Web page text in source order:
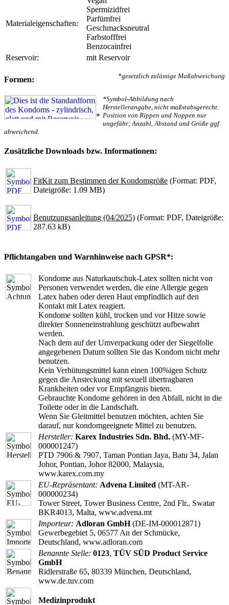
Materialeigenschaften:
Spermizidfrei
Parfümfrei
Geschmacksneutral
Farbstofffrei
Benzocainfrei
Reservoir:
mit Reservoir
*gesetzlich zulässige Maßabweichung
Formen:
*
*Symbol-Abbildung nach
Herstellerangabe, nicht maßstabsgerecht.
Position von Rippen und Noppen nur
ungefähr; Anzahl, Abstand und Größe ggf.
abweichend.
Zusätzliche Downloads bzw. Informationen:
FitKit zum Bestimmen der Kondomgröße (Format: PDF,
Dateigröße: 1.09 MB)
Benutzungsanleitung (04/2025) (Format: PDF, Dateigröße:
287.63 kB)
Pflichtangaben und Warnhinweise nach GPSR*:
Kondome aus Naturkautschuk-Latex sollten nicht von
Personen verwendet werden, die eine Allergie gegen
Latex haben oder deren Haut empfindlich auf den
Kontakt mit Latex reagiert.
Kondome sollten kühl, trocken und vor Hitze sowie
direkter Sonneneinstrahlung geschützt aufbewahrt
werden.
Nach dem auf der Umverpackung oder der Siegelfolie
angegebenen Datum sollten Sie das Kondom nicht mehr
benutzen.
Kein Verhütungsmittel kann einen 100%igen Schutz
gegen die Ansteckung mit sexuell übertragbaren
Krankheiten oder vor Empfängnis bieten.
Gebrauchte Kondome gehören in den Abfall, nicht in die
Toilette oder in die Landschaft.
Wenn Sie Gleitmittel benutzen möchten, achten Sie
darauf, nur kondomgeeignete Mittel zu benutzen.
Hersteller: Karex Industries Sdn. Bhd. (MY-MF-
000001247)
PTD 7906 & 7907, Taman Pontian Jaya, Batu 34, Jalan
Johor, Pontian, Johor 82000, Malaysia,
www.karex.com.my
EU-Repräsentant: Advena Limited (MT-AR-
000000234)
Tower Street, Tower Business Centre, 2nd Flr., Swatar
BKR4013, Malta, www.advena.mt
Importeur: Adloran GmbH(DE-IM-000012871)
Gewerbegebiet 5, 06577 An der Schmücke,
Deutschland, www.adloran.com
Benannte Stelle: 0123, TÜV SÜD Product Service
GmbH
Ridlerstraße 65, 80339 München, Deutschland,
www.de.tuv.com
Medizinprodukt